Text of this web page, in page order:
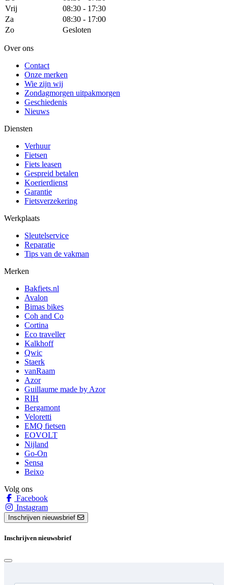
Vrij
08:30 - 17:30
Za
08:30 - 17:00
Zo
Gesloten
Over ons
Contact
Onze merken
Wie zijn wij
Zondagmorgen uitpakmorgen
Geschiedenis
Nieuws
Diensten
Verhuur
Fietsen
Fiets leasen
Gespreid betalen
Koerierdienst
Garantie
Fietsverzekering
Werkplaats
Sleutelservice
Reparatie
Tips van de vakman
Merken
Bakfiets.nl
Avalon
Bimas bikes
Coh and Co
Cortina
Eco traveller
Kalkhoff
Qwic
Staerk
vanRaam
Azor
Guillaume made by Azor
RIH
Bergamont
Veloretti
EMQ fietsen
EOVOLT
Nijland
Go-On
Sensa
Beixo
Volg ons
Facebook
Instagram
Inschrijven nieuwsbrief
Inschrijven nieuwsbrief